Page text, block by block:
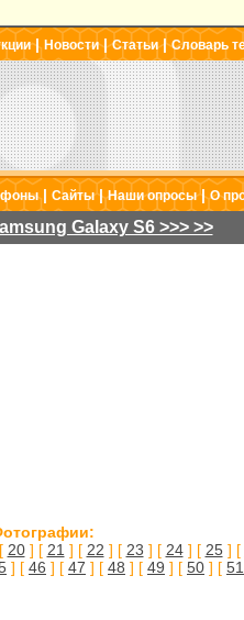
| Новости|Статьи|Словарь
| Сайты|Наши опросы|О
Galaxy S6 >>> >>
20] [ 21 ] [ 22 ] [ 23 ] [ 24] [ 25] [
] [ 46 ] [ 47 ] [ 48 ] [ 49 ] [ 50 ] [ 51